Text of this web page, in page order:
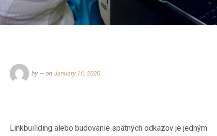
by — on January 16, 2020
Linkbuillding alebo budovanie spätných odkazov je jedným